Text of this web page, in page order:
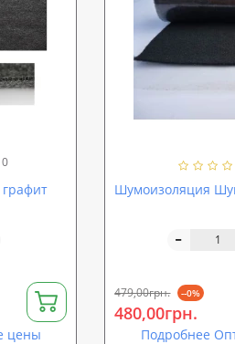
0
цены
Шумоизоляция
479,00грн. --0%
480,00грн.
Подробнее